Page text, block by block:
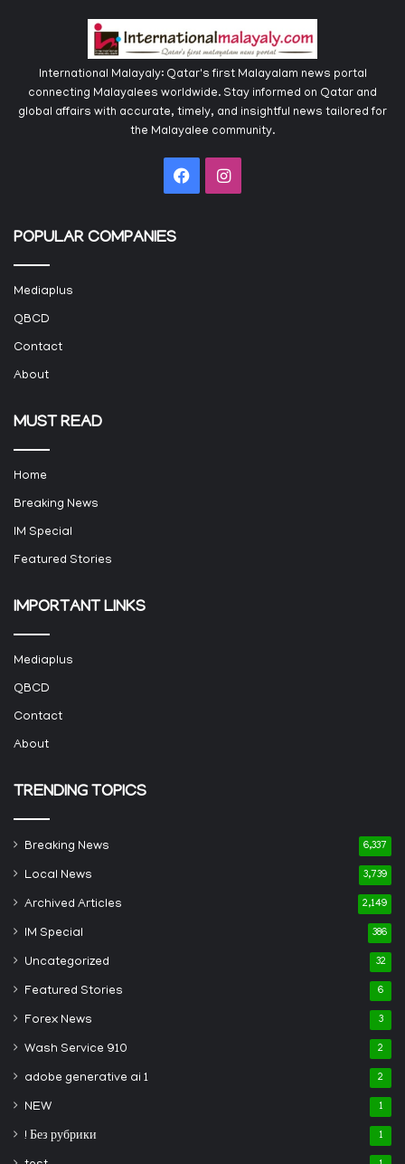
International Malayaly: Qatar's first Malayalam news portal
connecting Malayalees worldwide. Stay informed on Qatar and
global affairs with accurate, timely, and insightful news tailored for
the Malayalee community.
FacebookInstagram
POPULAR COMPANIES
Mediaplus
QBCD
Contact
About
MUST READ
Home
Breaking News
IM Special
Featured Stories
IMPORTANT LINKS
Mediaplus
QBCD
Contact
About
TRENDING TOPICS
Breaking News 6,337
Local News 3,739
Archived Articles 2,149
IM Special 386
Uncategorized 32
Featured Stories 6
Forex News 3
Wash Service 910 2
adobe generative ai 1 2
NEW 1
! Без рубрики 1